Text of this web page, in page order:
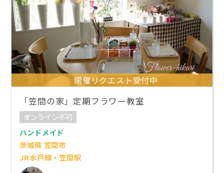
開催リクエスト受付中
「笠間の家」定期フラワー教室
オンライン不可
ハンドメイド
茨城県 笠間市
JR水戸線・笠間駅